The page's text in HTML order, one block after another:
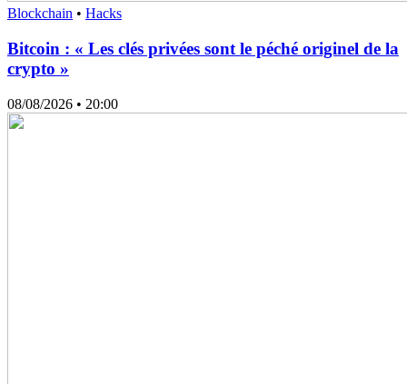
Blockchain • Hacks
Bitcoin : « Les clés privées sont le péché originel de la
crypto »
08/08/2026 • 20:00